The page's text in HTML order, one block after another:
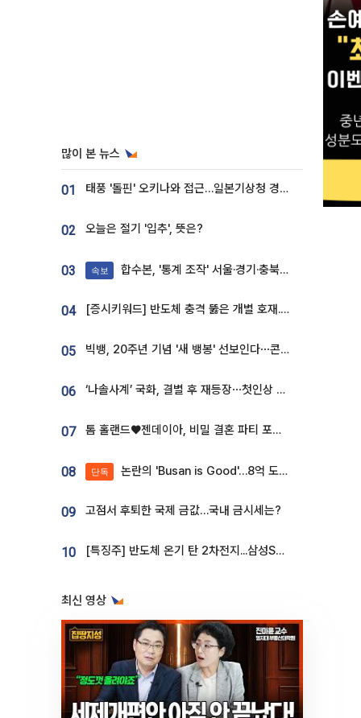
많이 본 뉴스
01 태풍 '돌핀' 오키나와 접근…일본기상청 경로 업데이트
02 오늘은 절기 '입추', 뜻은?
03 속보 합수본, '통계 조작' 서울·경기·충북 선관위 등 추가 압수수색
04 [증시키워드] 반도체 충격 뚫은 개별 호재...포스코퓨처엠·에코프로·한화솔루션 '눈길'
05 빅뱅, 20주년 기념 '새 뱅봉' 선보인다⋯콘서트 앞두고 팝업 개최
06 ‘나솔사계’ 국화, 결별 후 재등장⋯첫인상 투표 휩쓸고 ‘인기녀’ 등극
07 톰 홀랜드♥젠데이아, 비밀 결혼 파티 포착⋯호텔 대관비만 9억
08 단독 논란의 'Busan is Good'…8억 도시브랜드, 용산 대통령실 CI 업체가 수행
09 고점서 후퇴한 국제 금값…국내 금시세는?
10 [특징주] 반도체 온기 탄 2차전지...삼성SDI, 장 초반 7% 넘게 껑충
최신 영상